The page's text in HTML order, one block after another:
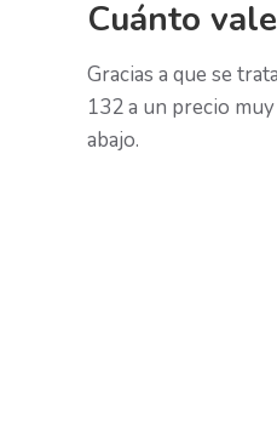
Cuánto
Gracias a que se
132 a un precio
abajo.